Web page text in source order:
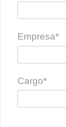
Empresa*
Cargo*